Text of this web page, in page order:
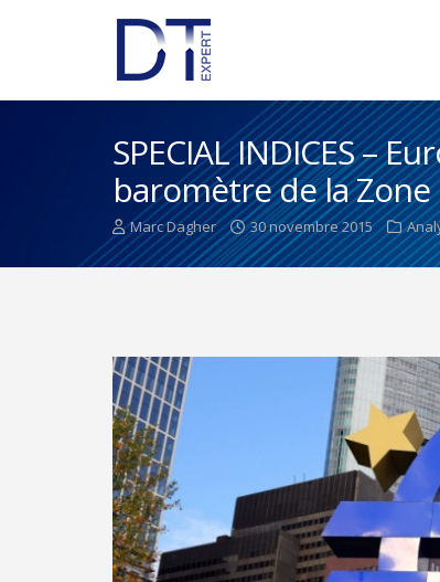
SPECIAL INDICES –
baromètre de la
Marc Dagher 30 novembre 2015